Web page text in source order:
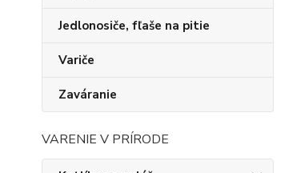
Jedlonosiče, fľaše na pitie
Variče
Zaváranie
VARENIE V PRÍRODE